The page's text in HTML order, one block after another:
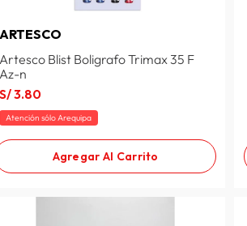
ARTESCO
Artesco Blist Boligrafo Trimax 35 F
Az-n
S/3.80
Atención sólo Arequipa
Agregar Al Carrito